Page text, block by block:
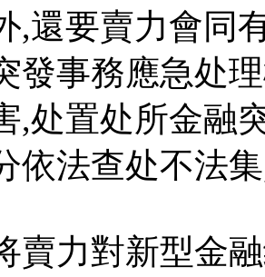
,還要賣力會同
發事務應急处
,处置处所金融
依法查处不法
賣力對新型金